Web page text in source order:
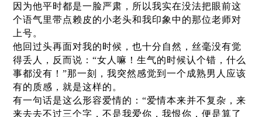
因为他平时都是一脸严肃，所以我实在没法把眼前这
个语气里带点赖皮的小老头和我印象中的那位老师对
上号。
他回过头再面对我的时候，也十分自然，丝毫没有觉
得丢人，反而说：“女人嘛！生气的时候认个错，什么
事都没有！”那一刻，我突然感觉到一个成熟男人应该
有的质感，就是这样的。
有一句话是这么形容爱情的：“爱情本来并不复杂，来
来去去不过三个字，不是我爱你，我恨你，便是算了